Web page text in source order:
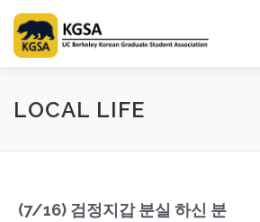
content
HOME ABOUT US
LOCAL LIFE
(7/16) 검정지갑 분실 하신 분